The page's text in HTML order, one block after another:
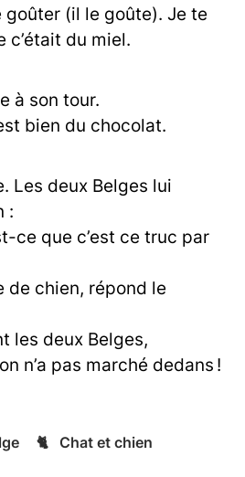
goûter (il le goûte). Je te
c’était du miel.
à son tour.
bien du chocolat.
Les deux Belges lui
:
ce que c’est ce truc par
de chien, répond le
les deux Belges,
n’a pas marché dedans !
🐈 Chat et chien